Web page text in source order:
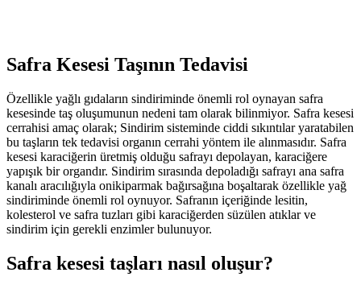
Safra Kesesi Taşının Tedavisi
Özellikle yağlı gıdaların sindiriminde önemli rol oynayan safra
kesesinde taş oluşumunun nedeni tam olarak bilinmiyor. Safra kesesi
cerrahisi amaç olarak; Sindirim sisteminde ciddi sıkıntılar yaratabilen
bu taşların tek tedavisi organın cerrahi yöntem ile alınmasıdır. Safra
kesesi karaciğerin üretmiş olduğu safrayı depolayan, karaciğere
yapışık bir organdır. Sindirim sırasında depoladığı safrayı ana safra
kanalı aracılığıyla onikiparmak bağırsağına boşaltarak özellikle yağ
sindiriminde önemli rol oynuyor. Safranın içeriğinde lesitin,
kolesterol ve safra tuzları gibi karaciğerden süzülen atıklar ve
sindirim için gerekli enzimler bulunuyor.
Safra kesesi taşları nasıl oluşur?